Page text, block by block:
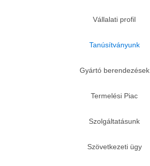
Vállalati profil
Tanúsítványunk
Gyártó berendezések
Termelési Piac
Szolgáltatásunk
Szövetkezeti ügy